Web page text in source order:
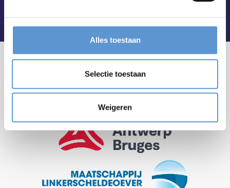
Alles toestaan
Selectie toestaan
Weigeren